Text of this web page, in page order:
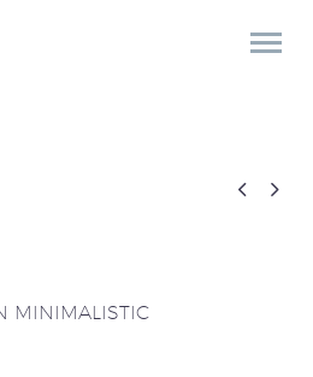
 
MINIMALISTIC